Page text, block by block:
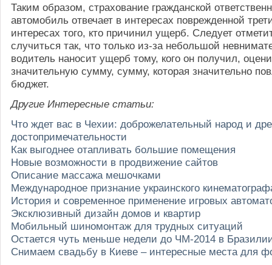
Таким образом, страхование гражданской
автомобиль отвечает в интересах поврежденной
интересах того, кто причинил ущерб. Следует
случиться так, что только из-за небольшой
водитель наносит ущерб тому, кого он получил,
значительную сумму, сумму, которая значительно
бюджет.
Другие Интересные статьи:
Что ждет вас в Чехии: доброжелательный народ и
достопримечательности
Как выгоднее отапливать большие помещения
Новые возможности в продвижение сайтов
Описание массажа мешочками
Международное признание украинского
История и современное применение игровых
Эксклюзивный дизайн домов и квартир
Мобильный шиномонтаж для трудных ситуаций
Остается чуть меньше недели до ЧМ-2014 в
Снимаем свадьбу в Киеве – интересные места для